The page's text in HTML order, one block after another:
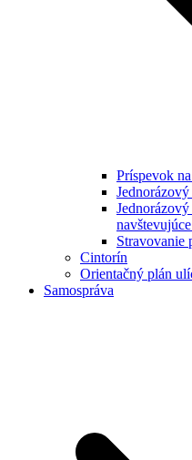
Príspevok
Stravovanie
Cintorín
Orientačný plán
Samospráva